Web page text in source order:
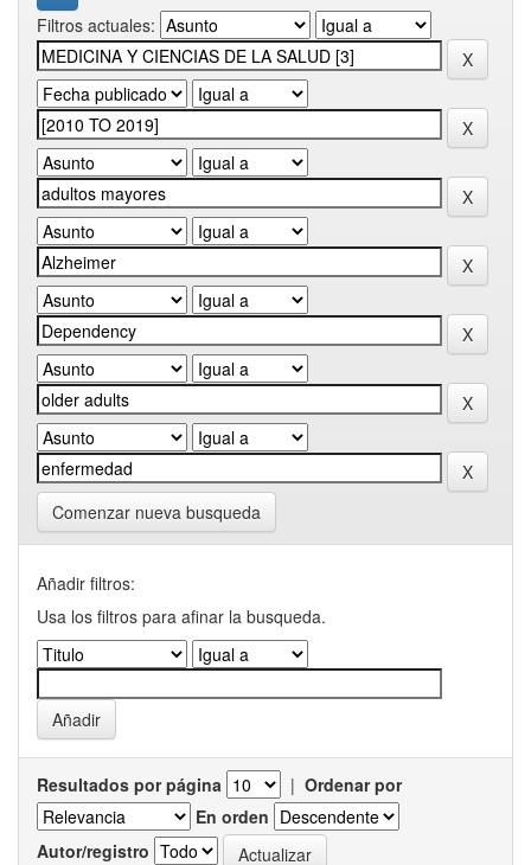
Filtros actuales:
Comenzar nueva busqueda
Añadir filtros:
Usa los filtros para afinar la busqueda.
Resultados por página | Ordenar por
En orden
Autor/registro